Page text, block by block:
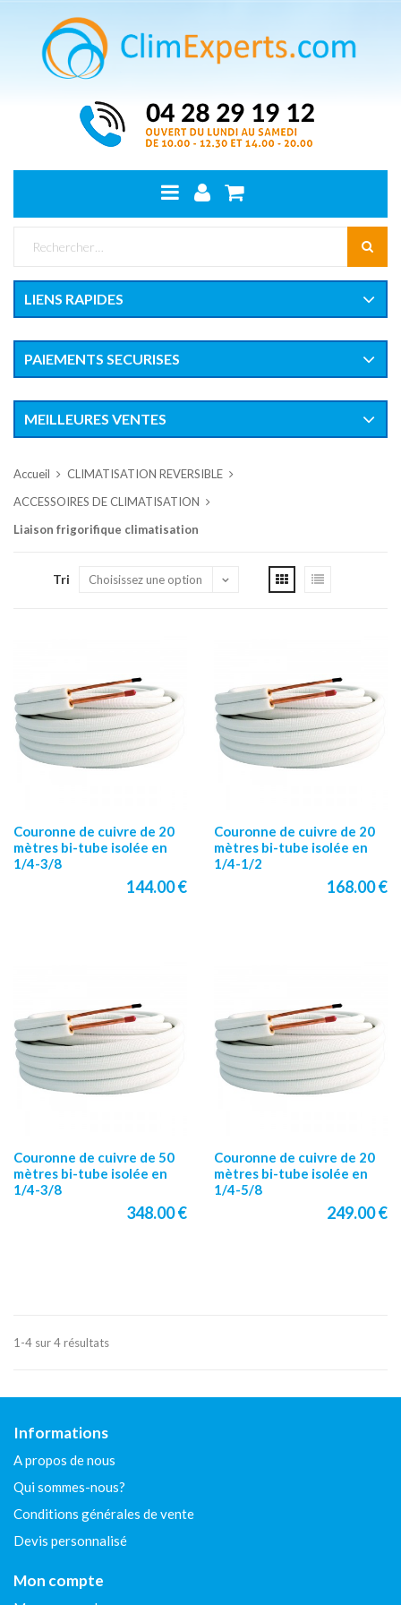
LIENS RAPIDES
PAIEMENTS SECURISES
MEILLEURES VENTES
Accueil
CLIMATISATION REVERSIBLE
ACCESSOIRES DE CLIMATISATION
Liaison frigorifique climatisation
Tri
Couronne de cuivre de 20
mètres bi-tube isolée en
1/4-3/8
144.00 €
Couronne de cuivre de 20
mètres bi-tube isolée en
1/4-1/2
168.00 €
Couronne de cuivre de 50
mètres bi-tube isolée en
1/4-3/8
348.00 €
Couronne de cuivre de 20
mètres bi-tube isolée en
1/4-5/8
249.00 €
1-4 sur 4 résultats
Informations
A propos de nous
Qui sommes-nous?
Conditions générales de vente
Devis personnalisé
Mon compte